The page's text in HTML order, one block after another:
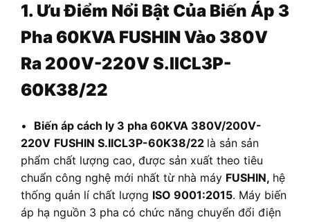
1. Ưu Điểm Nổi Bật Của Biến Áp 3
Pha 60KVA FUSHIN Vào 380V
Ra 200V-220V S.IICL3P-
60K38/22
• Biến áp cách ly 3 pha 60KVA 380V/200V-
220V FUSHIN S.IICL3P-60K38/22 là sản sản
phẩm chất lượng cao, được sản xuất theo tiêu
chuẩn công nghệ mới nhất từ nhà máy FUSHIN, hệ
thống quản lí chất lượng ISO 9001:2015. Máy biến
áp hạ nguồn 3 pha có chức năng chuyển đổi điện